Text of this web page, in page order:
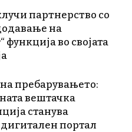
партнерство со
на
функција во својата
пребарувањето:
вештачка
станува
портал